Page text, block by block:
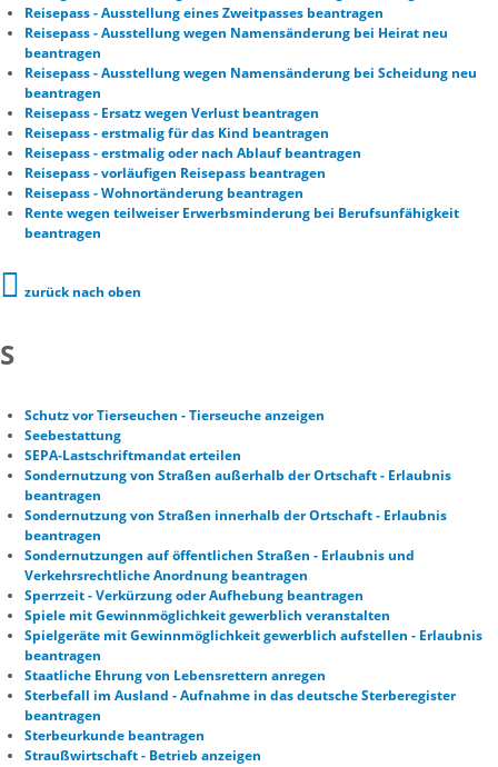
Reisepass - Ausstellung eines Zweitpasses beantragen
Reisepass - Ausstellung wegen Namensänderung bei Heirat neu
beantragen
Reisepass - Ausstellung wegen Namensänderung bei Scheidung neu
beantragen
Reisepass - Ersatz wegen Verlust beantragen
Reisepass - erstmalig für das Kind beantragen
Reisepass - erstmalig oder nach Ablauf beantragen
Reisepass - vorläufigen Reisepass beantragen
Reisepass - Wohnortänderung beantragen
Rente wegen teilweiser Erwerbsminderung bei Berufsunfähigkeit
beantragen
zurück nach oben
S
Schutz vor Tierseuchen - Tierseuche anzeigen
Seebestattung
SEPA-Lastschriftmandat erteilen
Sondernutzung von Straßen außerhalb der Ortschaft - Erlaubnis
beantragen
Sondernutzung von Straßen innerhalb der Ortschaft - Erlaubnis
beantragen
Sondernutzungen auf öffentlichen Straßen - Erlaubnis und
Verkehrsrechtliche Anordnung beantragen
Sperrzeit - Verkürzung oder Aufhebung beantragen
Spiele mit Gewinnmöglichkeit gewerblich veranstalten
Spielgeräte mit Gewinnmöglichkeit gewerblich aufstellen - Erlaubnis
beantragen
Staatliche Ehrung von Lebensrettern anregen
Sterbefall im Ausland - Aufnahme in das deutsche Sterberegister
beantragen
Sterbeurkunde beantragen
Straußwirtschaft - Betrieb anzeigen